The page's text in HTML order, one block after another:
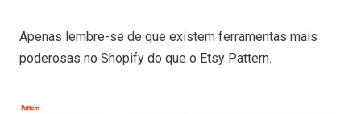
Apenas lembre-se de que existem ferramentas mais
poderosas no Shopify do que o Etsy Pattern.